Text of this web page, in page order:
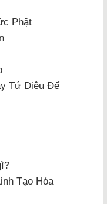
Phật
Tứ Diệu Đế
Tạo Hóa